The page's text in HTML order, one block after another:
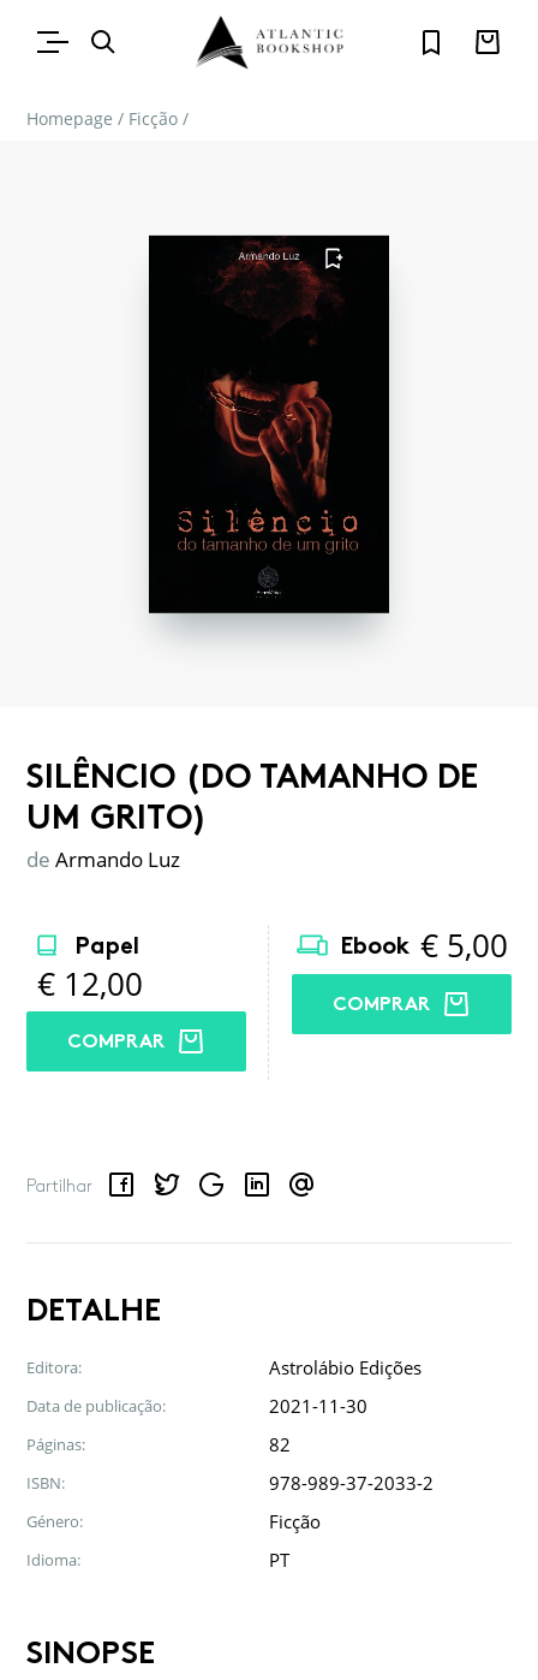
Homepage / Ficção /
FAVORITO
SILÊNCIO (DO TAMANHO DE
UM GRITO)
de Armando Luz
Papel
€ 12,00
COMPRAR
Ebook € 5,00
COMPRAR
Partilhar
FacebookTwitterGoogle LinkedInEmail
DETALHE
Editora: Astrolábio Edições
Data de publicação: 2021-11-30
Páginas: 82
ISBN: 978-989-37-2033-2
Género: Ficção
Idioma: PT
SINOPSE